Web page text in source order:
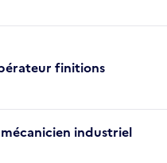
finitions
industriel